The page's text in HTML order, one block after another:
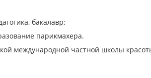
бакалавр;
парикмахера.
международной частной школы